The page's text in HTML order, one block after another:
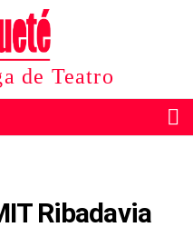
de Teatro
Ribadavia